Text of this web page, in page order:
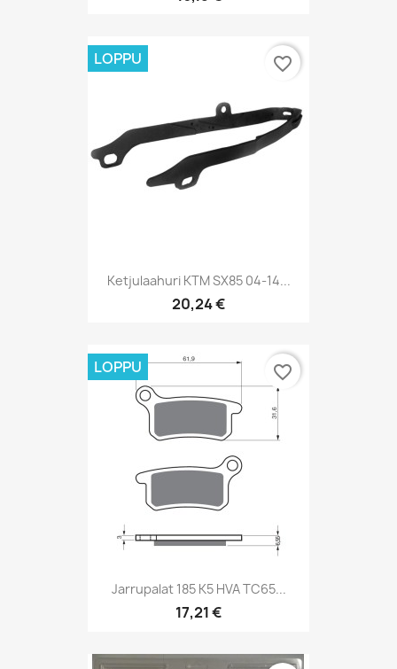
Ketjulaahuri KTM SX85 04-14...
20,24 €
LOPPU favorite_border
Jarrupalat 185 K5 HVA TC65...
17,21 €
LOPPU favorite_border